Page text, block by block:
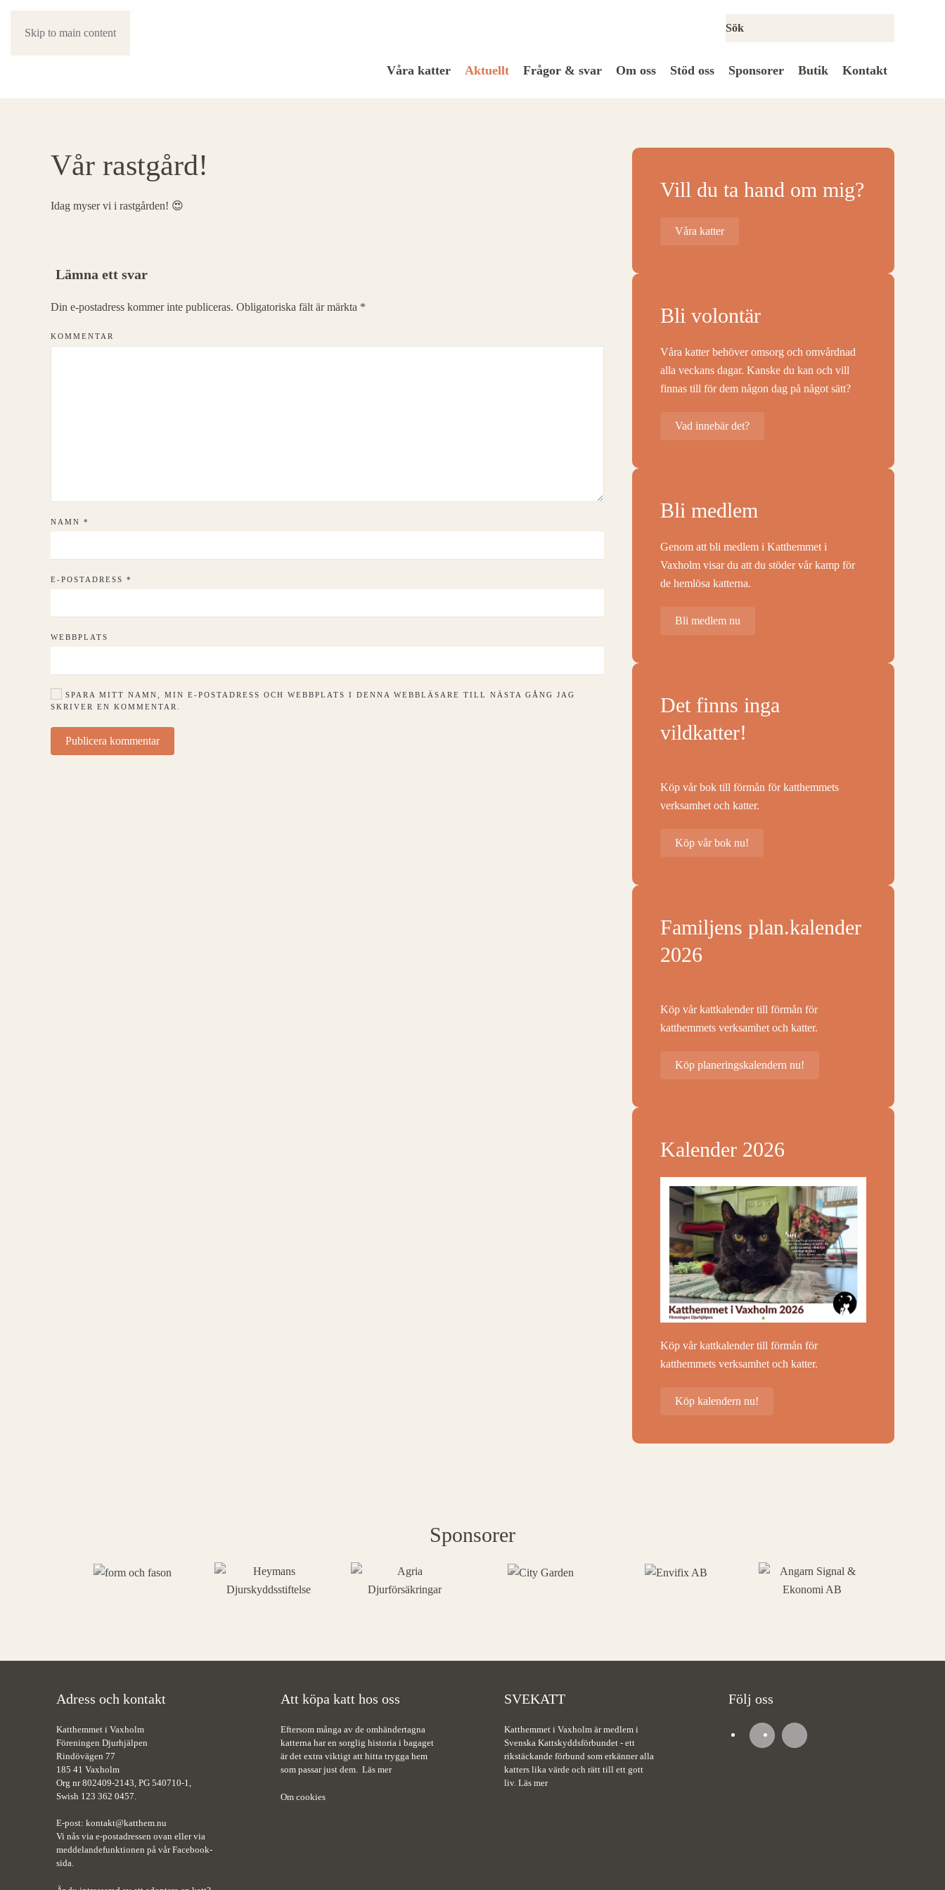
Skip to main content
Våra katter Aktuellt Frågor & svar Om oss Stöd oss Sponsorer Butik Kontakt
Vår rastgård!
Idag myser vi i rastgården! 😍
Lämna ett svar
Din e-postadress kommer inte publiceras. Obligatoriska fält är märkta *
KOMMENTAR
NAMN *
E-POSTADRESS *
WEBBPLATS
SPARA MITT NAMN, MIN E-POSTADRESS OCH WEBBPLATS I DENNA WEBBLÄSARE TILL NÄSTA GÅNG JAG
SKRIVER EN KOMMENTAR.
Publicera kommentar
Vill du ta hand om mig?
Våra katter
Bli volontär
Våra katter behöver omsorg och omvårdnad
alla veckans dagar. Kanske du kan och vill
finnas till för dem någon dag på något sätt?
Vad innebär det?
Bli medlem
Genom att bli medlem i Katthemmet i
Vaxholm visar du att du stöder vår kamp för
de hemlösa katterna.
Bli medlem nu
Det finns inga
vildkatter!
Köp vår bok till förmån för katthemmets
verksamhet och katter.
Köp vår bok nu!
Familjens plan.kalender
2026
Köp vår kattkalender till förmån för
katthemmets verksamhet och katter.
Köp planeringskalendern nu!
Kalender 2026
Köp vår kattkalender till förmån för
katthemmets verksamhet och katter.
Köp kalendern nu!
Sponsorer
Adress och kontakt
Katthemmet i Vaxholm
Föreningen Djurhjälpen
Rindövägen 77
185 41 Vaxholm
Org nr 802409-2143, PG 540710-1,
Swish 123 362 0457.
E-post: kontakt@katthem.nu
Vi nås via e-postadressen ovan eller via
meddelandefunktionen på vår Facebook-
sida.
Att köpa katt hos oss
Eftersom många av de omhändertagna
katterna har en sorglig historia i bagaget
är det extra viktigt att hitta trygga hem
som passar just dem. Läs mer
Om cookies
SVEKATT
Katthemmet i Vaxholm är medlem i
Svenska Kattskyddsförbundet - ett
rikstäckande förbund som erkänner alla
katters lika värde och rätt till ett gott
liv. Läs mer
Följ oss